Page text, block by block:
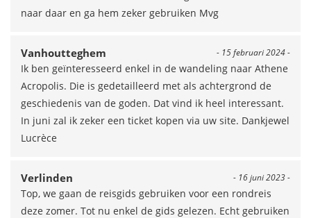
naar daar en ga hem zeker gebruiken Mvg
- 15 februari 2024 -
Vanhoutteghem
Ik ben geïnteresseerd enkel in de wandeling naar Athene
Acropolis. Die is gedetailleerd met als achtergrond de
geschiedenis van de goden. Dat vind ik heel interessant.
In juni zal ik zeker een ticket kopen via uw site. Dankjewel
Lucrèce
- 16 juni 2023 -
Verlinden
Top, we gaan de reisgids gebruiken voor een rondreis
deze zomer. Tot nu enkel de gids gelezen. Echt gebruiken